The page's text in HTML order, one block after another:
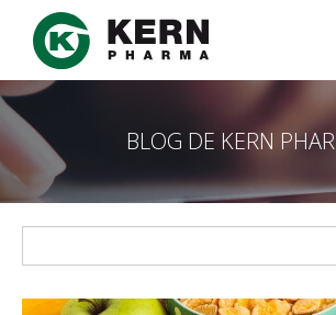
Pasar
contenido
principal
BLOG DE KERN